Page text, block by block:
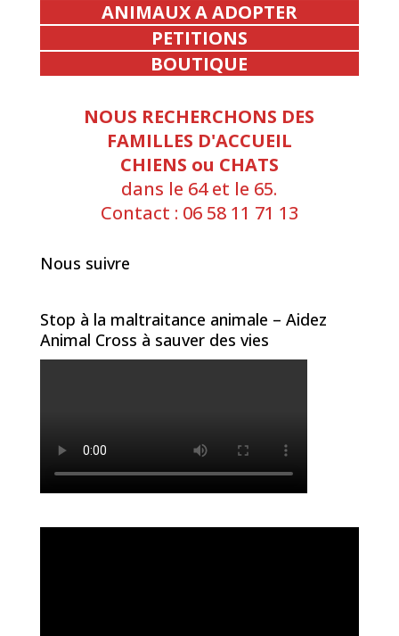
ANIMAUX A ADOPTER
PETITIONS
BOUTIQUE
NOUS RECHERCHONS DES
FAMILLES D'ACCUEIL
CHIENS ou CHATS
dans le 64 et le 65.
Contact : 06 58 11 71 13
Nous suivre
Stop à la maltraitance animale – Aidez
Animal Cross à sauver des vies